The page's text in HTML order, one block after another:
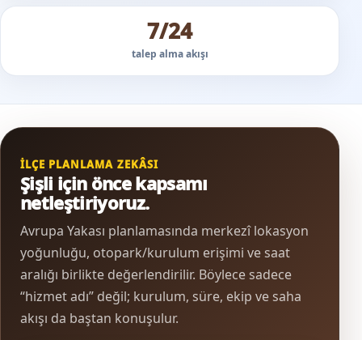
7/24
talep alma akışı
İLÇE PLANLAMA ZEKÂSI
Şişli için önce kapsamı
netleştiriyoruz.
Avrupa Yakası planlamasında merkezî lokasyon
yoğunluğu, otopark/kurulum erişimi ve saat
aralığı birlikte değerlendirilir. Böylece sadece
“hizmet adı” değil; kurulum, süre, ekip ve saha
akışı da baştan konuşulur.